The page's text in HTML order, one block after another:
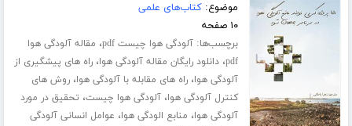
موضوع:کتاب‌های علمی
۱۰ صفحه
برچسب‌ها:آلودگی هوا چیست pdf ، مقاله آلودگی هوا
pdf،دانلود رایگان مقاله آلودگی هوا،راه های پیشگیری از
آلودگی هوا،راه های مقابله با آلودگی هوا،روش های
کنترل آلودگی هوا،آلودگی هوا چیست، تحقیق در مورد
آلودگی هوا، منابع الودگی هوا، عوامل انسانی آلودگی